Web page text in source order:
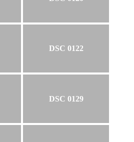
DSC 0122
DSC 0129